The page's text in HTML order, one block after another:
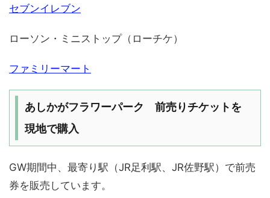
セブンイレブン
ローソン・ミニストップ（ローチケ）
ファミリーマート
あしかがフラワーパーク 前売りチケットを
現地で購入
GW期間中、最寄り駅（JR足利駅、JR佐野駅）で前売
券を販売しています。